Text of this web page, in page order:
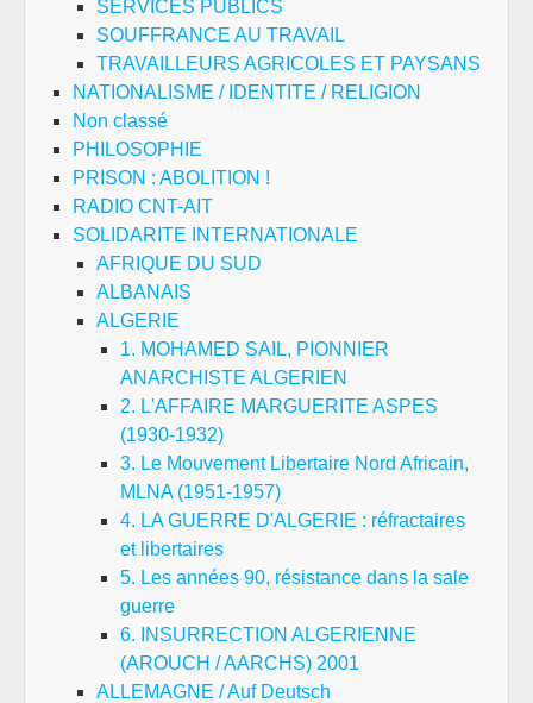
SERVICES PUBLICS
SOUFFRANCE AU TRAVAIL
TRAVAILLEURS AGRICOLES ET PAYSANS
NATIONALISME / IDENTITE / RELIGION
Non classé
PHILOSOPHIE
PRISON : ABOLITION !
RADIO CNT-AIT
SOLIDARITE INTERNATIONALE
AFRIQUE DU SUD
ALBANAIS
ALGERIE
1. MOHAMED SAIL, PIONNIER
ANARCHISTE ALGERIEN
2. L'AFFAIRE MARGUERITE ASPES
(1930-1932)
3. Le Mouvement Libertaire Nord Africain,
MLNA (1951-1957)
4. LA GUERRE D'ALGERIE : réfractaires
et libertaires
5. Les années 90, résistance dans la sale
guerre
6. INSURRECTION ALGERIENNE
(AROUCH / AARCHS) 2001
ALLEMAGNE / Auf Deutsch